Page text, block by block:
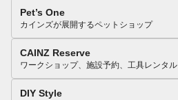
Pet’s One
カインズが展開するペットショップ
CAINZ Reserve
ワークショップ、施設予約、工具レンタル
DIY Style